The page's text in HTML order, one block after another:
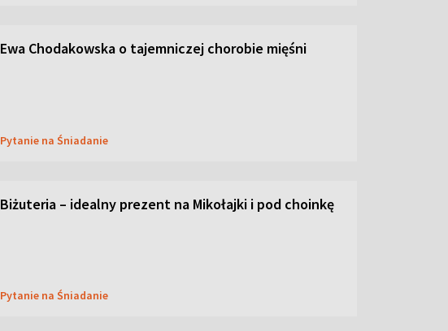
Ewa Chodakowska o tajemniczej chorobie mięśni
Pytanie na Śniadanie
Biżuteria – idealny prezent na Mikołajki i pod choinkę
Pytanie na Śniadanie